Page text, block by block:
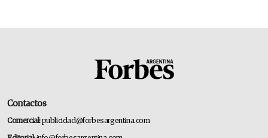
Contactos
Comercial:publicidad@forbesargentina.com